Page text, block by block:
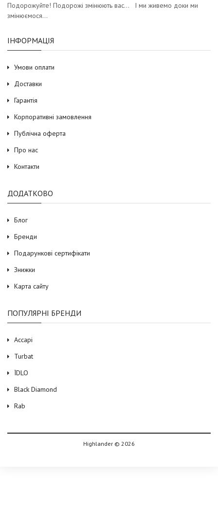
Подорожуйте! Подорожі змінюють вас… І ми живемо доки ми
змінюємося…
ІНФОРМАЦІЯ
Умови оплати
Доставки
Гарантія
Корпоративні замовлення
Публічна оферта
Про нас
Контакти
ДОДАТКОВО
Блог
Бренди
Подарункові сертифікати
Знижки
Карта сайту
ПОПУЛЯРНІ БРЕНДИ
Accapi
Turbat
ЇDLO
Black Diamond
Rab
Highlander © 2026